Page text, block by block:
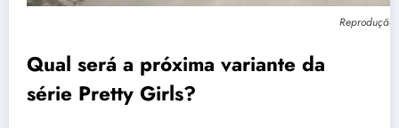
Qual será a próxima variante da
série Pretty Girls?